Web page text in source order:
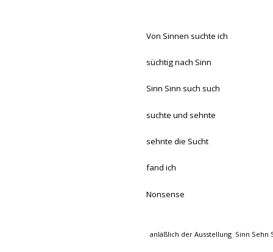
Von Sinnen suchte ich
süchtig nach Sinn
Sinn Sinn such such
suchte und sehnte
sehnte die Sucht
fand ich
Nonsense
anläßlich der Ausstellung  Sinn Sehn